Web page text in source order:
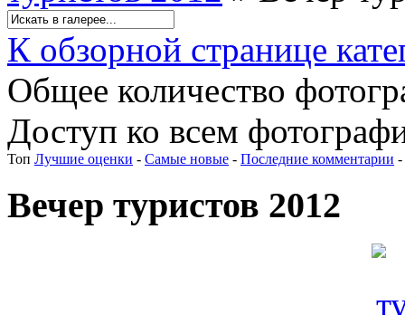
К обзорной странице
Общее количество
Доступ ко всем
Топ Лучшие оценки - Самые новые - Последние комментарии -
Вечер туристов 2012